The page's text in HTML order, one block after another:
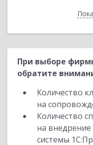
При выборе
обратите
Количество
на
Количество
на
системы